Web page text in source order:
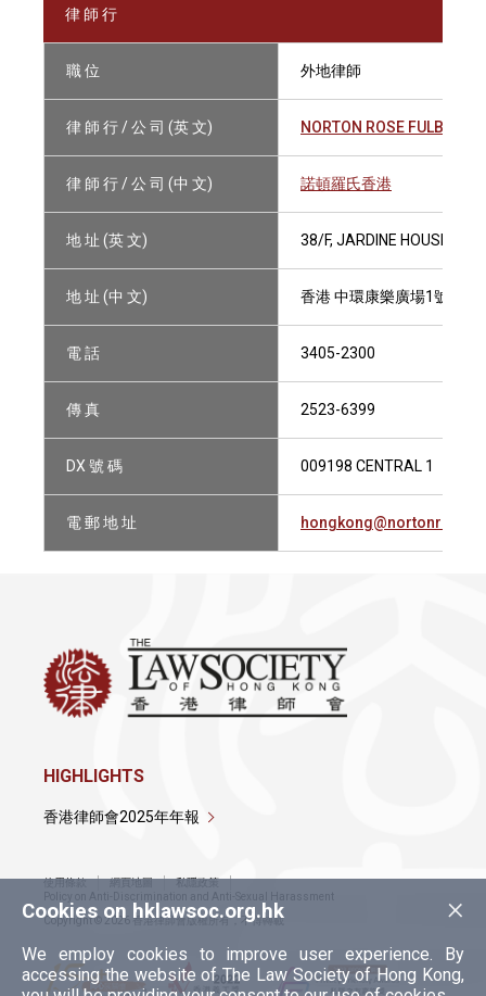
律 師 行
職 位 外地律師
律 師 行 / 公 司 (英 文) NORTON ROSE
律 師 行 / 公 司 (中 文) 諾頓羅氏香港
地 址 (英 文) 38/F, JARDINE HOUSE, 1
地 址 (中 文) 香港 中環康樂廣場1號 怡
電 話 3405-2300
傳 真 2523-6399
DX 號 碼 009198 CENTRAL 1
電 郵 地 址
×
Cookies on hklawsoc.org.hk
We employ cookies to improve user experience. By
accessing the website of The Law Society of Hong Kong,
HIGHLIGHTS
香港律師會2025年年報
使用條款 網頁地圖
私隱政策
Policy on Anti-Discrimination and Anti-Sexual Harassment
Copyright © 2026 香港律師會版權所有，不得轉載